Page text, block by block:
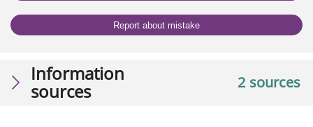
Report about mistake
2 sources
Information
sources